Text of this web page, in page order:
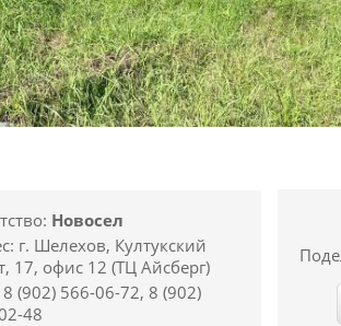
Новосел
г. Шелехов, Култукский
17, офис 12 (ТЦ Айсберг)
8 (902) 566-06-72, 8 (902)
48